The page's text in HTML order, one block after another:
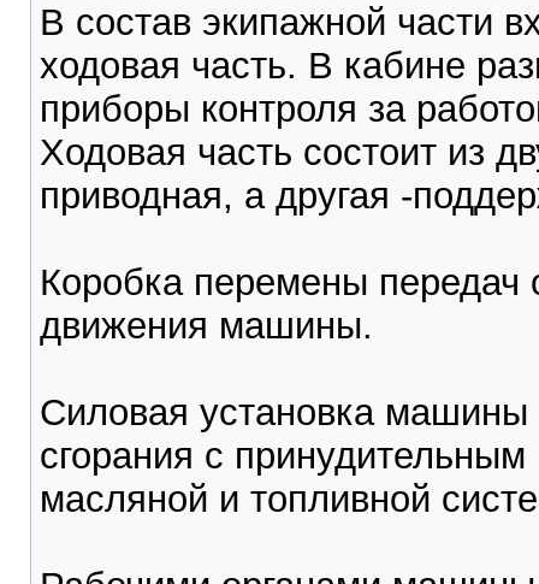
В состав экипажной части
ходовая часть. В кабине
приборы контроля за
Ходовая часть состоит из
приводная, а другая -
Коробка перемены передач
движения машины.
Силовая установка машины
сгорания с
масляной и топливной